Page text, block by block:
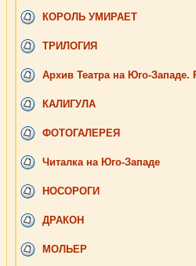
КОРОЛЬ УМИРАЕТ
ТРИЛОГИЯ
Архив Театра на Юго-
КАЛИГУЛА
ФОТОГАЛЕРЕЯ
Читалка на Юго-Западе
НОСОРОГИ
ДРАКОН
МОЛЬЕР